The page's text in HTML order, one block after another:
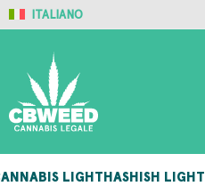
ITALIANO
LIGHTHASHISH LIGHT